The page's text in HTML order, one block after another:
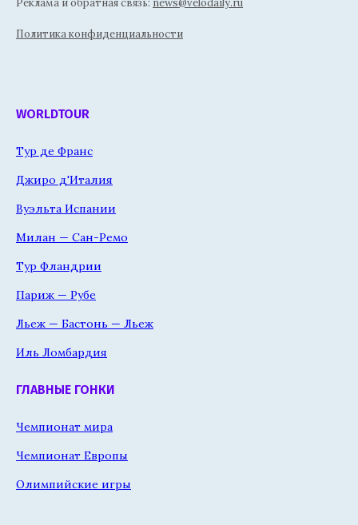
Политика конфиденциальности
WORLDTOUR
Тур де Франс
Джиро д'Италия
Вуэльта Испании
Милан — Сан-Ремо
Тур Фландрии
Париж — Рубе
Льеж — Бастонь — Льеж
Иль Ломбардия
ГЛАВНЫЕ ГОНКИ
Чемпионат мира
Чемпионат Европы
Олимпийские игры